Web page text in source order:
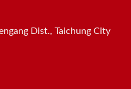
Dist., Taichung City